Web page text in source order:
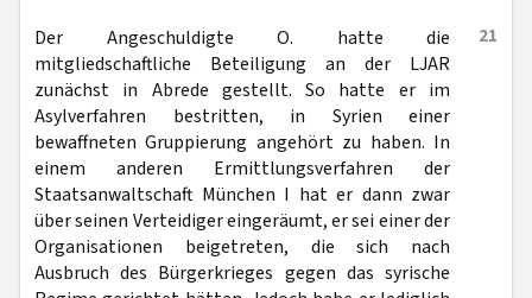
21
Der Angeschuldigte O. hatte die
mitgliedschaftliche Beteiligung an der LJAR
zunächst in Abrede gestellt. So hatte er im
Asylverfahren bestritten, in Syrien einer
bewaffneten Gruppierung angehört zu haben. In
einem anderen Ermittlungsverfahren der
Staatsanwaltschaft München I hat er dann zwar
über seinen Verteidiger eingeräumt, er sei einer der
Organisationen beigetreten, die sich nach
Ausbruch des Bürgerkrieges gegen das syrische